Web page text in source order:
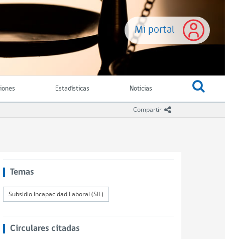
Mi portal
Estadísticas Noticias
Compartir icono compartir
Temas
Subsidio Incapacidad Laboral (SIL)
Circulares citadas